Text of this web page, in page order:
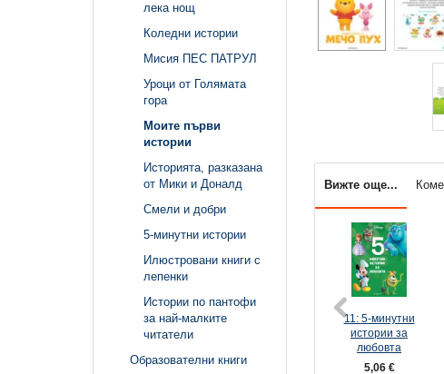
лека нощ
Коледни истории
Мисия ПЕС ПАТРУЛ
Уроци от Голямата
гора
Моите първи
истории
Историята, разказана
от Мики и Доналд
Смели и добри
5-минутни истории
Илюстровани книги с
лепенки
Истории по пантофи
за най-малките
читатели
Образователни книги
Вижте още...
11: 5-минутни
истории за
любовта
5,06 €